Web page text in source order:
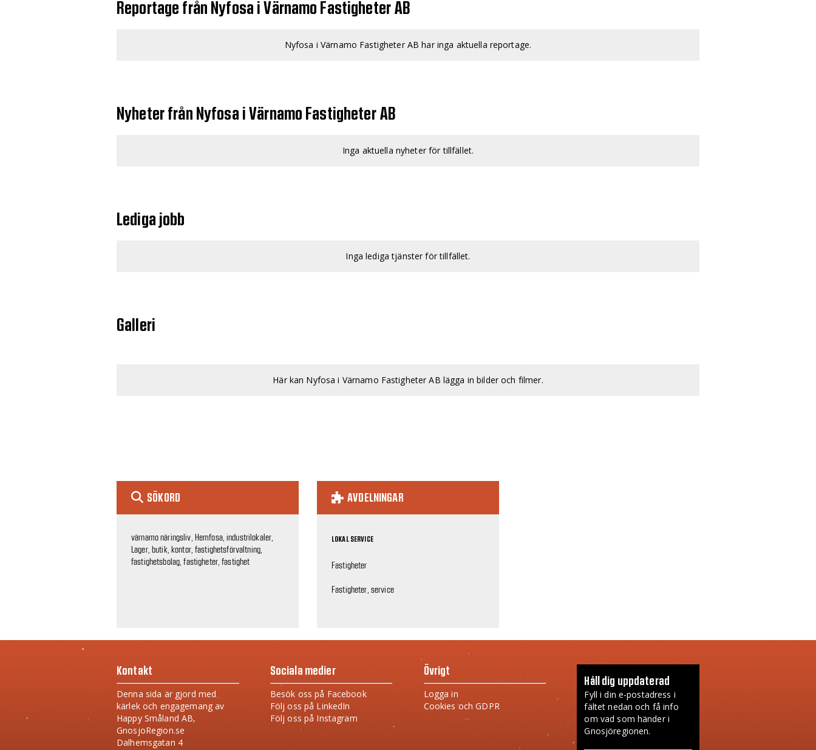
Reportage från Nyfosa i Värnamo Fastigheter AB
Nyfosa i Värnamo Fastigheter AB har inga aktuella reportage.
Nyheter från Nyfosa i Värnamo Fastigheter AB
Inga aktuella nyheter för tillfället.
Lediga jobb
Inga lediga tjänster för tillfället.
Galleri
Här kan Nyfosa i Värnamo Fastigheter AB lägga in bilder och filmer.
SÖKORD
värnamo näringsliv, Hemfosa, industrilokaler,
Lager, butik, kontor, fastighetsförvaltning,
fastighetsbolag, fastigheter, fastighet
AVDELNINGAR
LOKAL SERVICE
Fastigheter
Fastigheter, service
Kontakt
Denna sida är gjord med
kärlek och engagemang av
Happy Småland AB,
GnosjoRegion.se
Dalhemsgatan 4
Sociala medier
Besök oss på Facebook
Följ oss på LinkedIn
Följ oss på Instagram
Övrigt
Logga in
Cookies och GDPR
Håll dig uppdaterad
Fyll i din e-postadress i
fältet nedan och få info
om vad som händer i
Gnosjöregionen.